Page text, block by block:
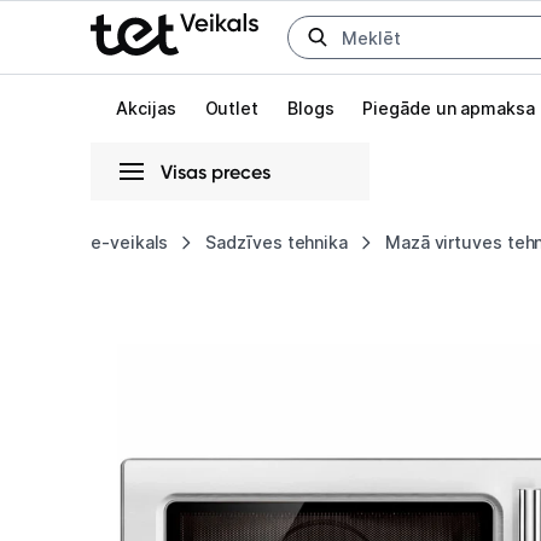
Uz kategorijam Uz galveno saturu
Akcijas Outlet Blogs Piegāde un apmaksa
Visas preces
e-veikals Sadzīves tehnika Mazā virtuves
Combi
Wave